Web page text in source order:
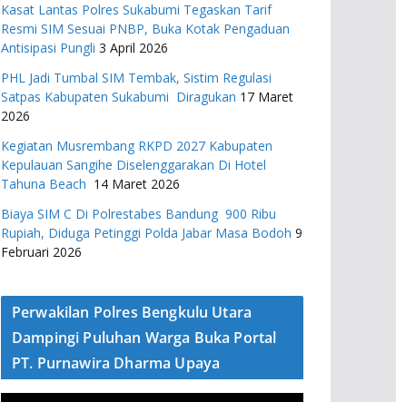
Kasat Lantas Polres Sukabumi Tegaskan Tarif
Resmi SIM Sesuai PNBP, Buka Kotak Pengaduan
Antisipasi Pungli 3 April 2026
PHL Jadi Tumbal SIM Tembak, Sistim Regulasi
Satpas Kabupaten Sukabumi Diragukan 17 Maret
2026
Kegiatan Musrembang RKPD 2027 ​Kabupaten
Kepulauan Sangihe Diselenggarakan Di Hotel
Tahuna Beach 14 Maret 2026
Biaya SIM C Di Polrestabes Bandung 900 Ribu
Rupiah, Diduga Petinggi Polda Jabar Masa Bodoh 9
Februari 2026
Perwakilan Polres Bengkulu Utara
Dampingi Puluhan Warga Buka Portal
PT. Purnawira Dharma Upaya